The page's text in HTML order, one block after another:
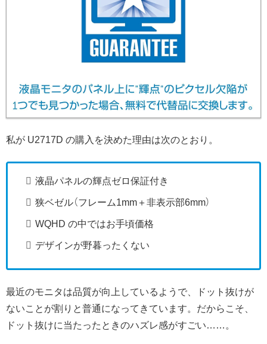
私が U2717D の購入を決めた理由は次のとおり。
液晶パネルの輝点ゼロ保証付き
狭ベゼル（フレーム1mm＋非表示部6mm）
WQHD の中ではお手頃価格
デザインが野暮ったくない
最近のモニタは品質が向上しているようで、ドット抜けが
ないことが割りと普通になってきています。だからこそ、
ドット抜けに当たったときのハズレ感がすごい……。